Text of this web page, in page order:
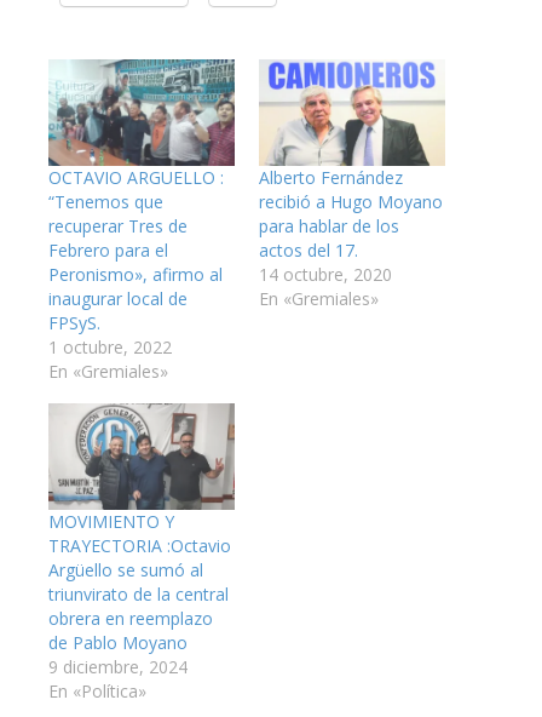
OCTAVIO ARGUELLO :
“Tenemos que
recuperar Tres de
Febrero para el
Peronismo», afirmo al
inaugurar local de
FPSyS.
1 octubre, 2022
En «Gremiales»
Alberto Fernández
recibió a Hugo Moyano
para hablar de los
actos del 17.
14 octubre, 2020
En «Gremiales»
MOVIMIENTO Y
TRAYECTORIA :Octavio
Argüello se sumó al
triunvirato de la central
obrera en reemplazo
de Pablo Moyano
9 diciembre, 2024
En «Política»